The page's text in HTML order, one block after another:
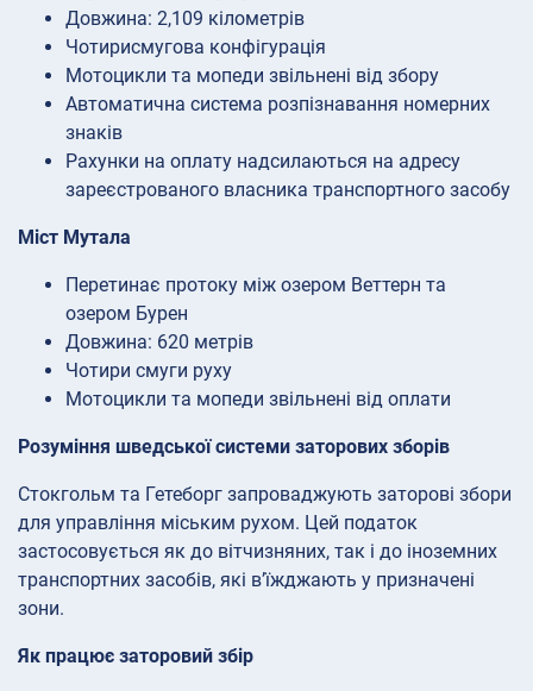
Довжина: 2,109 кілометрів
Чотирисмугова конфігурація
Мотоцикли та мопеди звільнені від збору
Автоматична система розпізнавання номерних
знаків
Рахунки на оплату надсилаються на адресу
зареєстрованого власника транспортного засобу
Міст Мутала
Перетинає протоку між озером Веттерн та
озером Бурен
Довжина: 620 метрів
Чотири смуги руху
Мотоцикли та мопеди звільнені від оплати
Розуміння шведської системи заторових зборів
Стокгольм та Гетеборг запроваджують заторові збори
для управління міським рухом. Цей податок
застосовується як до вітчизняних, так і до іноземних
транспортних засобів, які в’їжджають у призначені
зони.
Як працює заторовий збір